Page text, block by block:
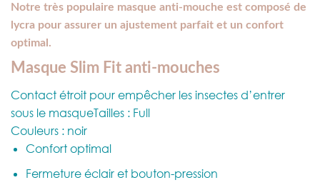
Notre très populaire masque anti-mouche est composé de
lycra pour assurer un ajustement parfait et un confort
optimal.
Masque Slim Fit anti-mouches
Contact étroit pour empêcher les insectes d’entrer
sous le masqueTailles : Full
Couleurs : noir
Confort optimal
Fermeture éclair et bouton-pression